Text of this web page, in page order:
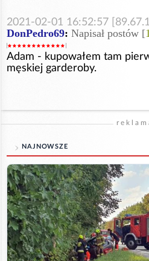
2021-02-01 16:52:57
DonPedro69: Napisał postów [
Adam - kupowałem tam
męskiej garderoby.
NAJNOWSZE